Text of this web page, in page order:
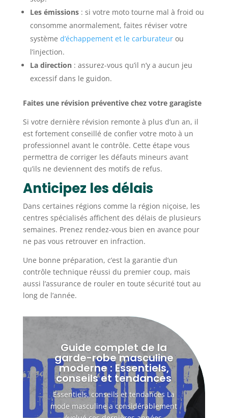
Les émissions: si votre moto tourne mal à froid ou
consomme anormalement, faites réviser votre
système d’échappement et le carburateurou
l’injection.
La direction: assurez-vous qu’il n’y a aucun jeu
excessif dans le guidon.
Faites une révision préventive chez votre garagiste
Si votre dernière révision remonte à plus d’un an, il
est fortement conseillé de confier votre moto à un
professionnel avant le contrôle. Cette étape vous
permettra de corriger les défauts mineurs avant
qu’ils ne deviennent des motifs de refus.
Anticipez les délais
Dans certaines régions comme la région niçoise, les
centres spécialisés affichent des délais de plusieurs
semaines. Prenez rendez-vous bien en avance pour
ne pas vous retrouver en infraction.
Une bonne préparation, c’est la garantie d’un
contrôle technique réussi du premier coup, mais
aussi l’assurance de rouler en toute sécurité tout au
long de l’année.
Guide complet de la
garde-robe masculine
moderne : Essentiels,
conseils et tendances
Essentiels, conseils et tendances La
mode masculine a considérablement